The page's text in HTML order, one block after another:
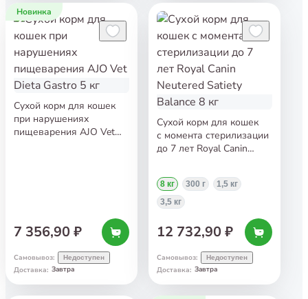
Новинка
Сухой корм для кошек
при нарушениях
пищеварения AJO Vet
7 356,90 ₽
Самовывоз: Недоступен
Доставка: Завтра
Сухой корм для кошек
с момента стерилизации
до 7 лет Royal Canin
8 кг
8 кг 300 г
1,5 кг
3,5 кг
12 732,90 ₽
Самовывоз: Недоступен
Доставка: Завтра